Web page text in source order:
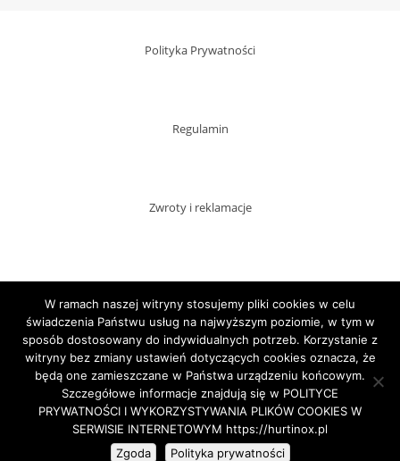
Polityka Prywatności
Regulamin
Zwroty i reklamacje
Dostawy
Płatności
Copyright HURTINOX.PL 2020
W ramach naszej witryny stosujemy pliki cookies w celu
świadczenia Państwu usług na najwyższym poziomie, w tym w
sposób dostosowany do indywidualnych potrzeb. Korzystanie z
witryny bez zmiany ustawień dotyczących cookies oznacza, że
będą one zamieszczane w Państwa urządzeniu końcowym.
Szczegółowe informacje znajdują się w POLITYCE
PRYWATNOŚCI I WYKORZYSTYWANIA PLIKÓW COOKIES W
SERWISIE INTERNETOWYM https://hurtinox.pl
Zgoda
Polityka prywatności